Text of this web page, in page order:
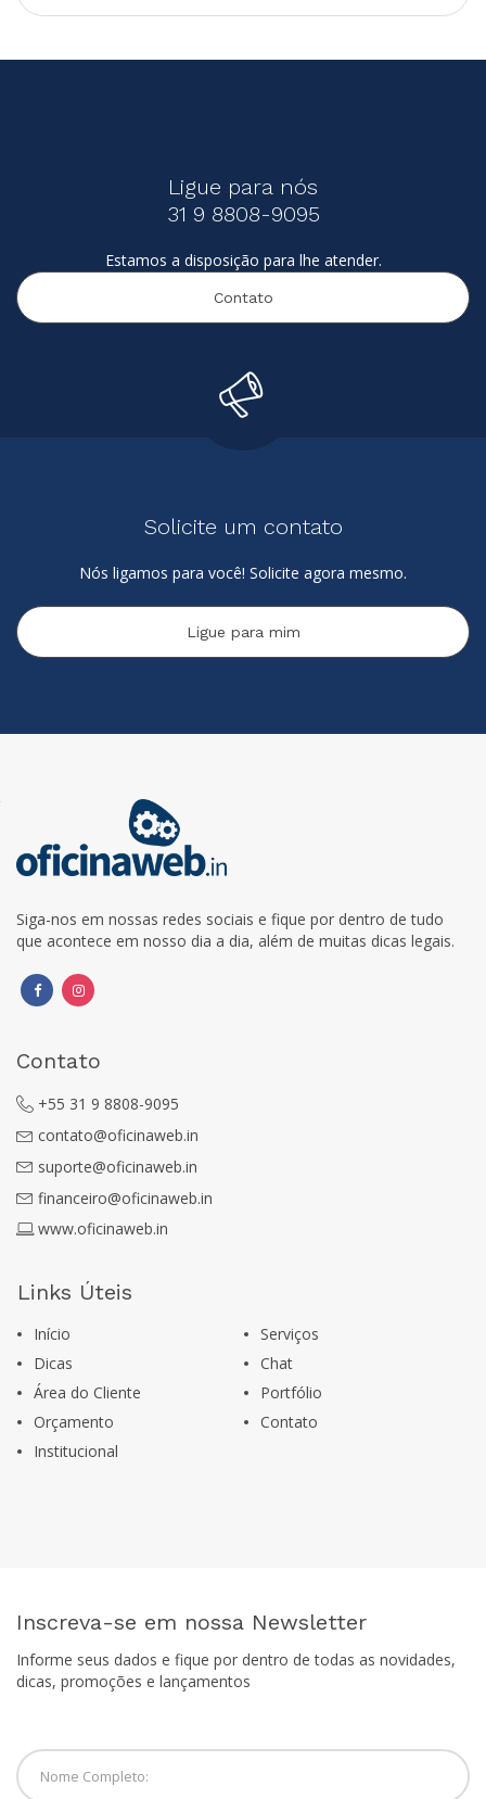
Ligue para nós
31 9 8808-9095
Estamos a disposição para lhe atender.
Contato
Solicite um contato
Nós ligamos para você! Solicite agora mesmo.
Ligue para mim
Siga-nos em nossas redes sociais e fique por dentro de tudo
que acontece em nosso dia a dia, além de muitas dicas legais.
Contato
+55 31 9 8808-9095
contato@oficinaweb.in
suporte@oficinaweb.in
financeiro@oficinaweb.in
www.oficinaweb.in
Links Úteis
Início
Serviços
Dicas
Chat
Área do Cliente
Portfólio
Orçamento
Contato
Institucional
Inscreva-se em nossa Newsletter
Informe seus dados e fique por dentro de todas as novidades,
dicas, promoções e lançamentos